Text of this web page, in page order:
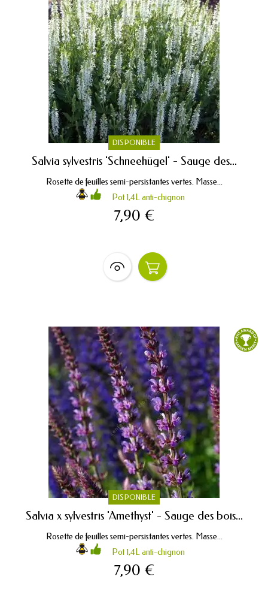
DISPONIBLE
Salvia sylvestris 'Schneehügel' - Sauge des...
Rosette de feuilles semi-persistantes vertes. Masse...
Pot 1,4L anti-chignon
7,90 €
DISPONIBLE
Salvia x sylvestris 'Amethyst' - Sauge des bois...
Rosette de feuilles semi-persistantes vertes. Masse...
Pot 1,4L anti-chignon
7,90 €